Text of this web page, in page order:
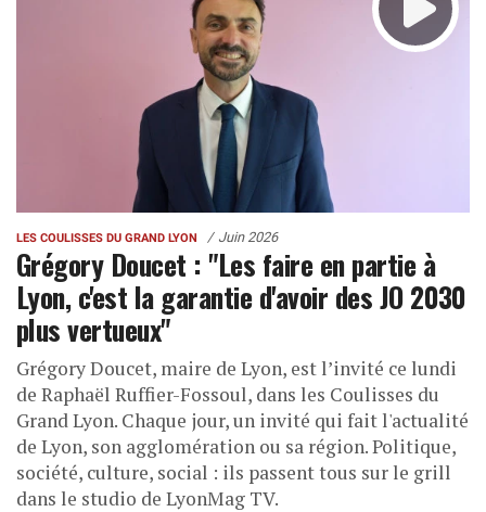
LES COULISSES DU GRAND LYON Juin 2026
Grégory Doucet : "Les faire en partie à
Lyon, c'est la garantie d'avoir des JO 2030
plus vertueux"
Grégory Doucet, maire de Lyon, est l’invité ce lundi
de Raphaël Ruffier-Fossoul, dans les Coulisses du
Grand Lyon. Chaque jour, un invité qui fait l'actualité
de Lyon, son agglomération ou sa région. Politique,
société, culture, social : ils passent tous sur le grill
dans le studio de LyonMag TV.